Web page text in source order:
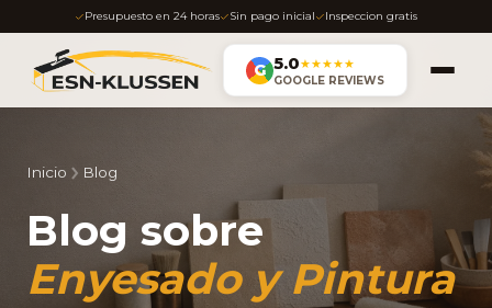
Presupuesto en 24 horas Sin pago inicial Inspeccion gratis
G 5.0★★★★★
GOOGLE REVIEWS
Inicio Blog
Blog sobre
Enyesado y Pintura